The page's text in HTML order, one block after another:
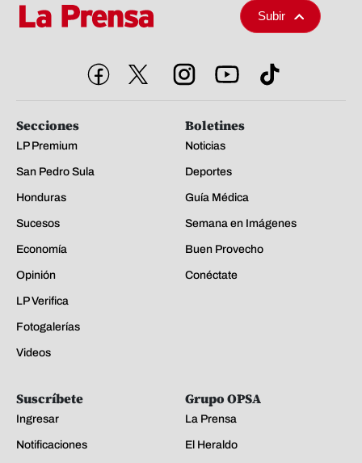
Subir
Secciones
LP Premium
San Pedro Sula
Honduras
Sucesos
Economía
Opinión
LP Verifica
Fotogalerías
Videos
Boletines
Noticias
Deportes
Guía Médica
Semana en Imágenes
Buen Provecho
Conéctate
Suscríbete
Ingresar
Notificaciones
Grupo OPSA
La Prensa
El Heraldo